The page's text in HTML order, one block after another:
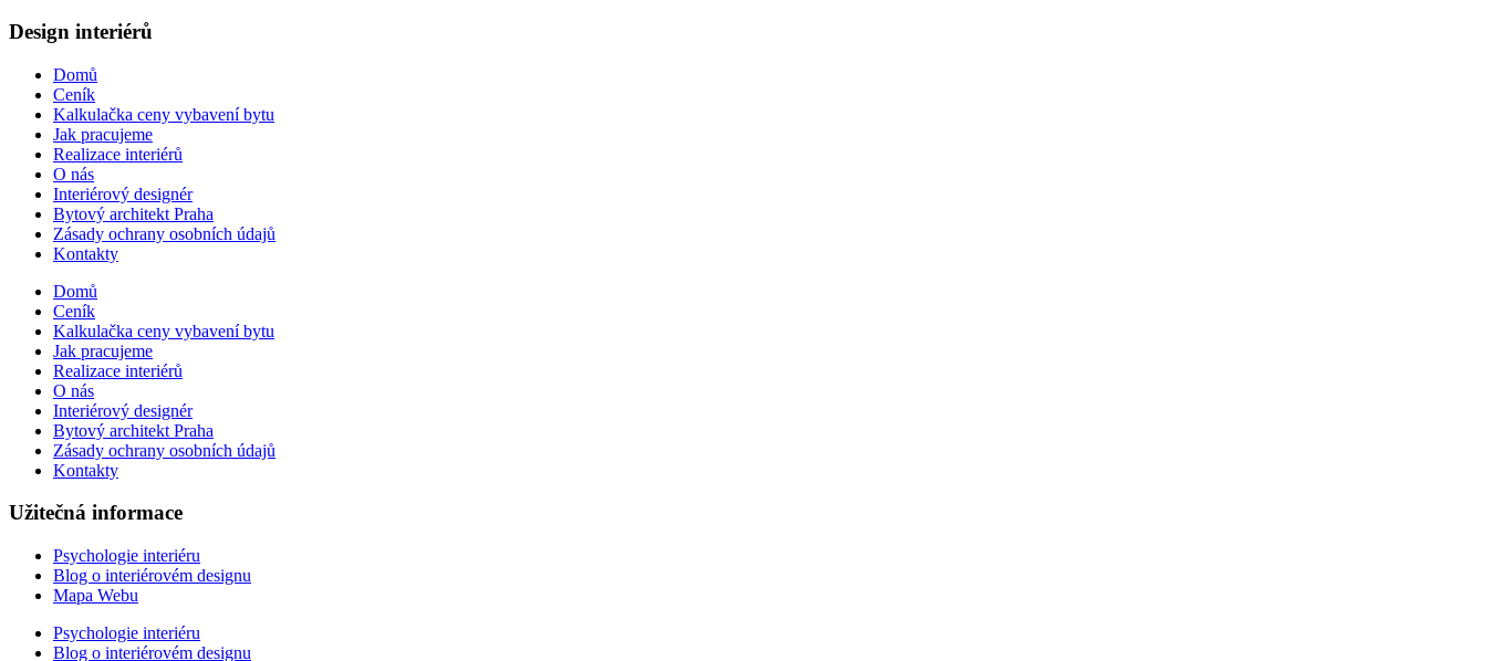
Design interiérů
Domů
Ceník
Kalkulačka ceny vybavení bytu
Jak pracujeme
Realizace interiérů
O nás
Interiérový designér
Bytový architekt Praha
Zásady ochrany osobních údajů
Kontakty
Domů
Ceník
Kalkulačka ceny vybavení bytu
Jak pracujeme
Realizace interiérů
O nás
Interiérový designér
Bytový architekt Praha
Zásady ochrany osobních údajů
Kontakty
Užitečná informace
Psychologie interiéru
Blog o interiérovém designu
Mapa Webu
Psychologie interiéru
Blog o interiérovém designu